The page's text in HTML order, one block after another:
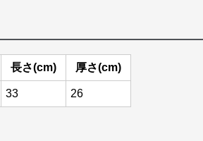
長さ(cm) 厚さ(cm)
33 26